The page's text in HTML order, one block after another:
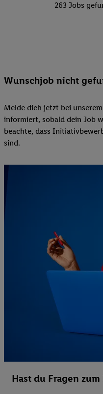
263 Jobs
Wunschjob nicht
Melde dich jetzt bei
informiert, sobald dein Job
beachte, dass
sind.
Hast du Fragen zum